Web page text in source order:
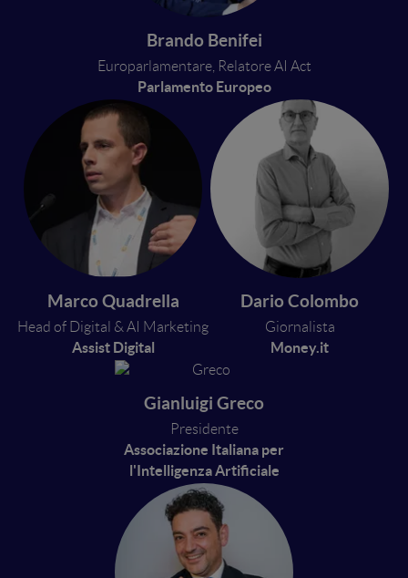
Brando Benifei
Europarlamentare, Relatore AI Act
Parlamento Europeo
Marco Quadrella
Head of Digital & AI Marketing
Assist Digital
Dario Colombo
Giornalista
Money.it
Gianluigi Greco
Presidente
Associazione Italiana per
l'Intelligenza Artificiale